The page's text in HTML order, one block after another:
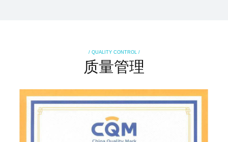
/ QUALITY CONTROL /
质量管理